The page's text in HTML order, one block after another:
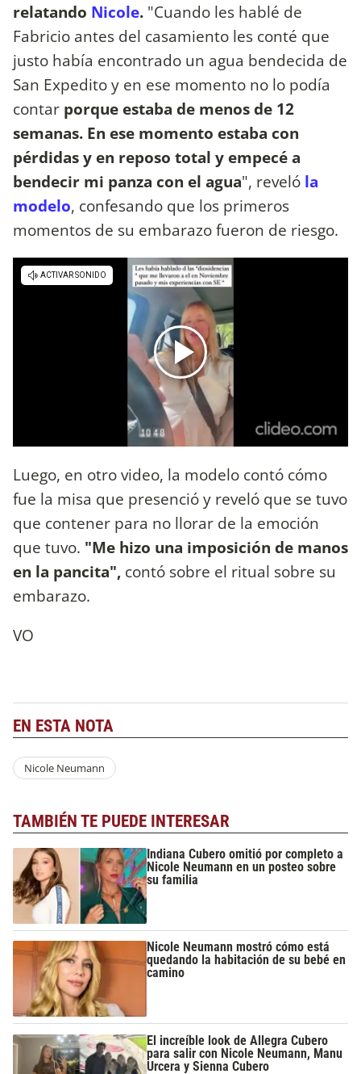
relatando Nicole. "Cuando les hablé de
Fabricio antes del casamiento les conté que
justo había encontrado un agua bendecida de
San Expedito y en ese momento no lo podía
contar porque estaba de menos de 12
semanas. En ese momento estaba con
pérdidas y en reposo total y empecé a
bendecir mi panza con el agua", reveló la
modelo, confesando que los primeros
momentos de su embarazo fueron de riesgo.
Luego, en otro video, la modelo contó cómo
fue la misa que presenció y reveló que se tuvo
que contener para no llorar de la emoción
que tuvo. "Me hizo una imposición de manos
en la pancita", contó sobre el ritual sobre su
embarazo.
VO
EN ESTA NOTA
Nicole Neumann
TAMBIÉN TE PUEDE INTERESAR
Indiana Cubero omitió por completo a
Nicole Neumann en un posteo sobre
su familia
Nicole Neumann mostró cómo está
quedando la habitación de su bebé en
camino
El increíble look de Allegra Cubero
para salir con Nicole Neumann, Manu
Urcera y Sienna Cubero